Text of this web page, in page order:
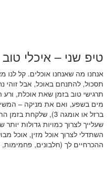
טיפ שני – איכלי טוב
אנחנו מה שאנחנו אוכלים. קל לנו
תסכול, להתנחם באוכל, אבל זוהי
תרגישי טוב בזמן שאת אוכלת,
מים בשפע, ואם את מניקה –
ברזל או אומגה 3),
שעלייך לצרוך כמויות גדולות
השתדלי לצרוך אוכל מזין, אוכל
ההכרחיים לך (חלבונים, פחמימות,